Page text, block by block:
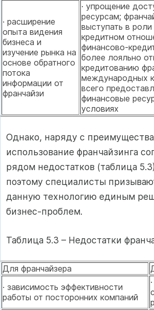
· расширение
опыта видения
бизнеса и
изучение рынка на
основе обратного
потока
информации от
франчайзи
· упрощение
ресурсам;
выступать в роли
кредитном
финансово-
более лояльно
кредитованию
международных
всего
финансовые
условиях
Однако, наряду с
использование франчайзинга
рядом недостатков (таблица
поэтому специалисты
данную технологию единым
бизнес-проблем.
Таблица 5.3 – Недостатки
Для франчайзера
· зависимость эффективности
работы от посторонних компаний